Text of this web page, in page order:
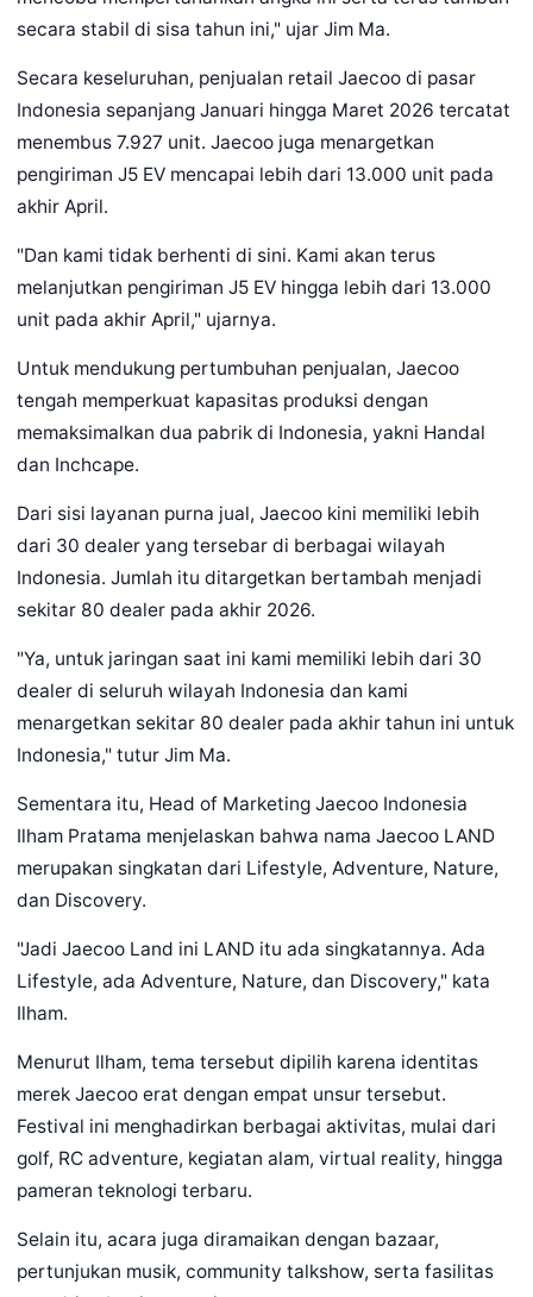
secara stabil di sisa tahun ini," ujar Jim Ma.
Secara keseluruhan, penjualan retail Jaecoo di pasar
Indonesia sepanjang Januari hingga Maret 2026 tercatat
menembus 7.927 unit. Jaecoo juga menargetkan
pengiriman J5 EV mencapai lebih dari 13.000 unit pada
akhir April.
"Dan kami tidak berhenti di sini. Kami akan terus
melanjutkan pengiriman J5 EV hingga lebih dari 13.000
unit pada akhir April," ujarnya.
Untuk mendukung pertumbuhan penjualan, Jaecoo
tengah memperkuat kapasitas produksi dengan
memaksimalkan dua pabrik di Indonesia, yakni Handal
dan Inchcape.
Dari sisi layanan purna jual, Jaecoo kini memiliki lebih
dari 30 dealer yang tersebar di berbagai wilayah
Indonesia. Jumlah itu ditargetkan bertambah menjadi
sekitar 80 dealer pada akhir 2026.
"Ya, untuk jaringan saat ini kami memiliki lebih dari 30
dealer di seluruh wilayah Indonesia dan kami
menargetkan sekitar 80 dealer pada akhir tahun ini untuk
Indonesia," tutur Jim Ma.
Sementara itu, Head of Marketing Jaecoo Indonesia
Ilham Pratama menjelaskan bahwa nama Jaecoo LAND
merupakan singkatan dari Lifestyle, Adventure, Nature,
dan Discovery.
"Jadi Jaecoo Land ini LAND itu ada singkatannya. Ada
Lifestyle, ada Adventure, Nature, dan Discovery," kata
Ilham.
Menurut Ilham, tema tersebut dipilih karena identitas
merek Jaecoo erat dengan empat unsur tersebut.
Festival ini menghadirkan berbagai aktivitas, mulai dari
golf, RC adventure, kegiatan alam, virtual reality, hingga
pameran teknologi terbaru.
Selain itu, acara juga diramaikan dengan bazaar,
pertunjukan musik, community talkshow, serta fasilitas